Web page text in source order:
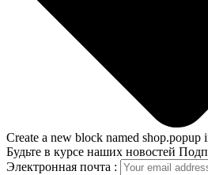
Create a new block named shop.popup
Будьте в курсе наших новостей
Электронная почта :